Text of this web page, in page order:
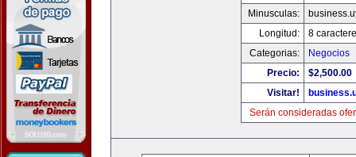
Minusculas:
Longitud:
8
Categorias:
Negocios
Precio:
$2,500.00
Visitar!
Serán consideradas